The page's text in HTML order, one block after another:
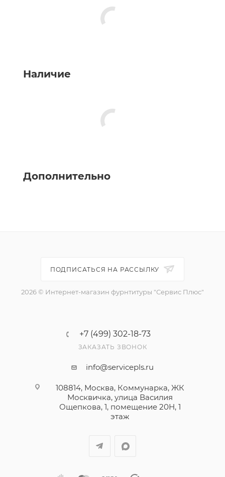
Наличие
Дополнительно
ПОДПИСАТЬСЯ НА РАССЫЛКУ
2026 © Интернет-магазин фурнтитуры "Сервис Плюс"
+7 (499) 302-18-73
ЗАКАЗАТЬ ЗВОНОК
info@servicepls.ru
108814, Москва, Коммунарка, ЖК
Москвичка, улица Василия
Ощепкова, 1​, помещение 20Н, 1
этаж